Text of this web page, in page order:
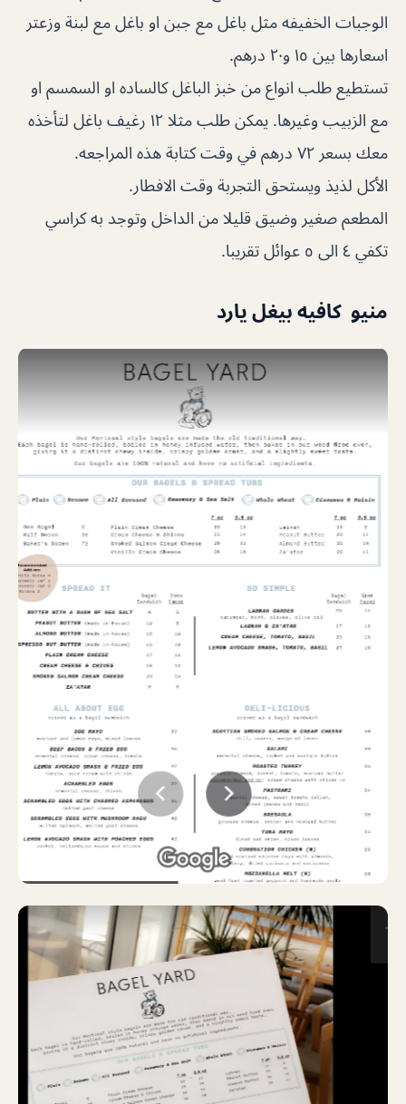
الوجبات الخفيفه مثل باغل مع جبن او باغل مع لبنة وزعتر
اسعارها بين ١٥ و٢٠ درهم.
تستطيع طلب انواع من خبز الباغل كالساده او السمسم او
مع الزبيب وغيرها. يمكن طلب مثلا ١٢ رغيف باغل لتأخذه
معك بسعر ٧٢ درهم في وقت كتابة هذه المراجعه.
الأكل لذيذ ويستحق التجربة وقت الافطار.
المطعم صغير وضيق قليلا من الداخل وتوجد به كراسي
تكفي ٤ الى ٥ عوائل تقريبا.
منيو كافيه بيغل يارد